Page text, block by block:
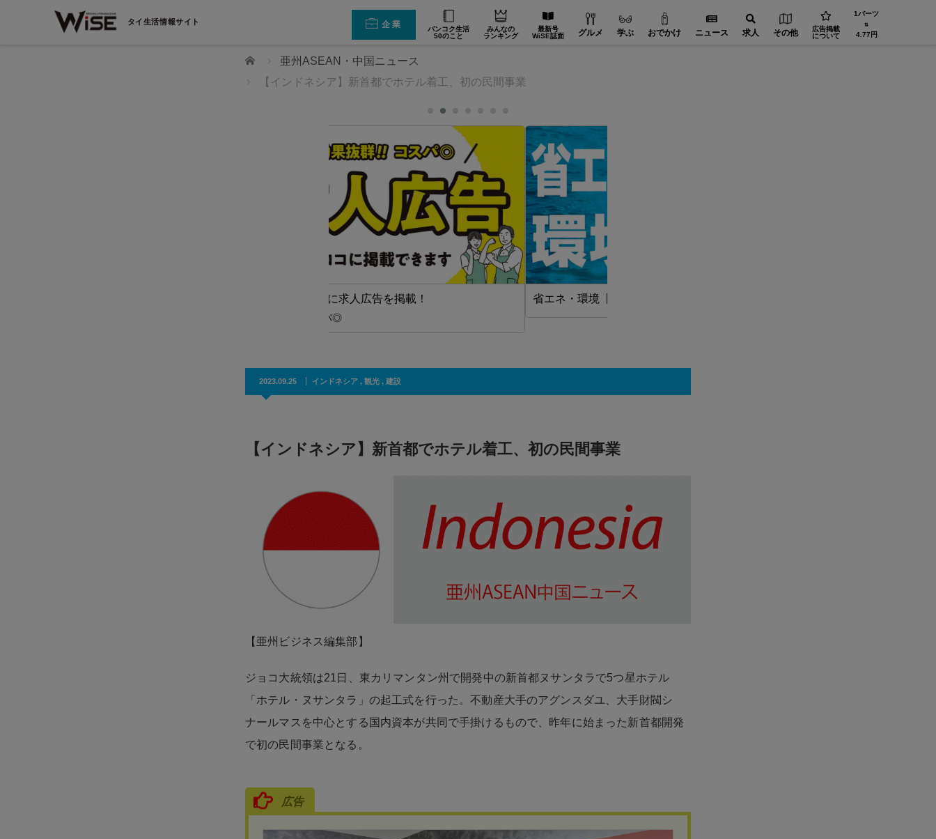
タイ生活情報サイト 企業
バンコク生活
50のこと
みんなの
ランキング
最新号
WiSE誌面
グルメ 学ぶ おでかけ ニュース 求人 その他
広告掲載
について
1バーツ
⇅
4.77円
ホーム
亜州ASEAN・中国ニュース
【インドネシア】新首都でホテル着工、初の民間事業
省エネ・環境【在タイ企業・製造業】
2023.09.25 インドネシア , 観光 , 建設
【インドネシア】新首都でホテル着工、初の民間事業
【亜州ビジネス編集部】
ジョコ大統領は21日、東カリマンタン州で開発中の新首都ヌサンタラで5つ星ホテル
「ホテル・ヌサンタラ」の起工式を行った。不動産大手のアグンスダユ、大手財閥シ
ナールマスを中心とする国内資本が共同で手掛けるもので、昨年に始まった新首都開発
で初の民間事業となる。
広告